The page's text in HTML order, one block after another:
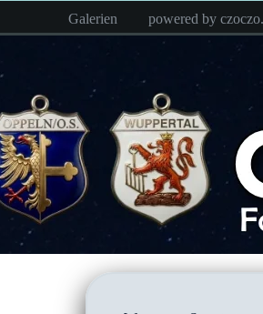
springen
Galerien powered by